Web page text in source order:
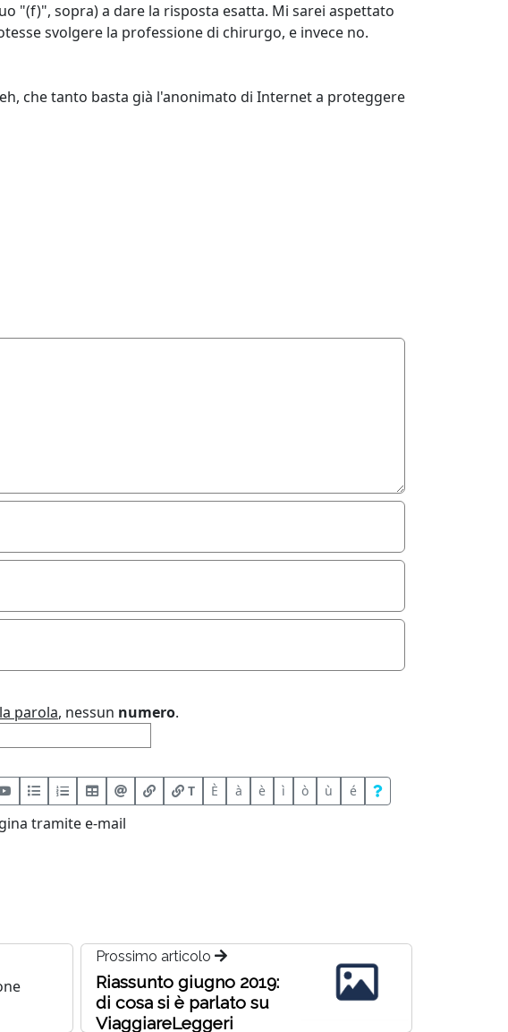
"(f)", sopra) a dare la risposta esatta. Mi sarei aspettato
svolgere la professione di chirurgo, e invece no.
che tanto basta già l'anonimato di Internet a proteggere
parola, nessun numero.
T È à è ì ò ù é
tramite e-mail
Prossimo articolo
Riassunto giugno 2019:
di cosa si è parlato su
ViaggiareLeggeri